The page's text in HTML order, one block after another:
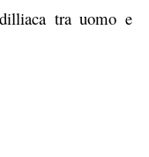
tra uomo e